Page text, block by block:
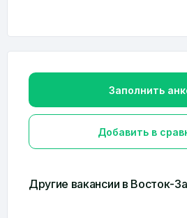
Заполнить
Добавить в
Другие вакансии в Восток-